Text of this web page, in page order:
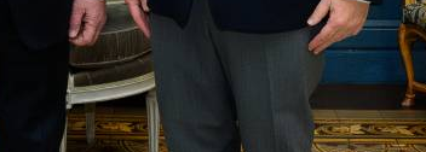
Князь Альбер II и
Шарлен посетили 77-
Красного Креста